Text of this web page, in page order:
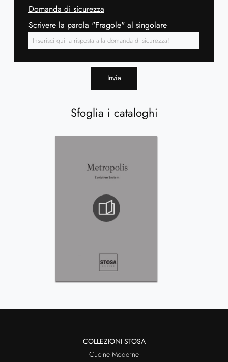
Sfoglia i cataloghi
Domanda di sicurezza
Scrivere la parola "Fragole" al singolare
Invia
COLLEZIONI STOSA
Cucine Moderne